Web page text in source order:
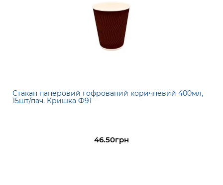
Стакан паперовий гофрований коричневий 400мл,
15шт/пач. Кришка Ф91
46.50грн